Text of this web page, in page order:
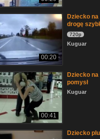
00:20
Dziecko
drogę
720p
Kuguar
00:41
Dziecko na
pomysł
Kuguar
Dziecko